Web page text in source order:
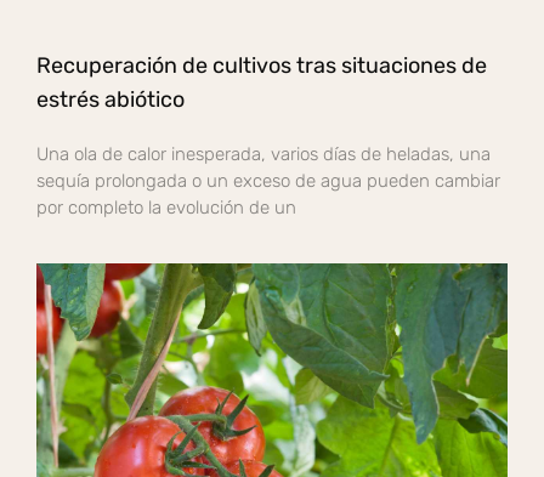
Recuperación de cultivos tras situaciones de
estrés abiótico
Una ola de calor inesperada, varios días de heladas, una
sequía prolongada o un exceso de agua pueden cambiar
por completo la evolución de un